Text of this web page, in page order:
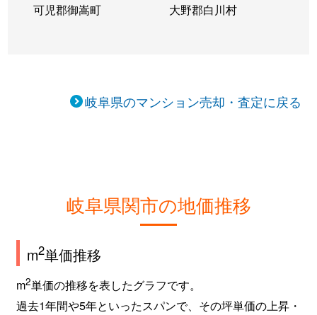
可児郡御嵩町 大野郡白川村
岐阜県のマンション売却・査定に戻る
岐阜県関市の地価推移
m2単価推移
m2単価の推移を表したグラフです。
過去1年間や5年といったスパンで、その坪単価の上昇・